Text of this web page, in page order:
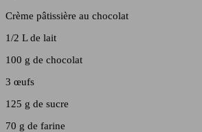
Crème pâtissière au chocolat
1/2 L de lait
100 g de chocolat
3 œufs
125 g de sucre
70 g de farine